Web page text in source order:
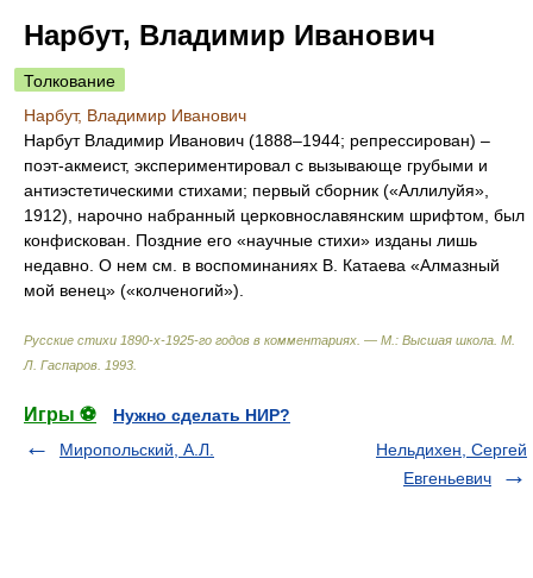
Нарбут, Владимир Иванович
Толкование
Нарбут, Владимир Иванович
Нарбут Владимир Иванович (1888–1944; репрессирован) –
поэт-акмеист, экспериментировал с вызывающе грубыми и
антиэстетическими стихами; первый сборник («Аллилуйя»,
1912), нарочно набранный церковнославянским шрифтом, был
конфискован. Поздние его «научные стихи» изданы лишь
недавно. О нем см. в воспоминаниях В. Катаева «Алмазный
мой венец» («колченогий»).
Русские стихи 1890-х-1925-го годов в комментариях. — М.: Высшая школа M.
Л. Гаспаров 1993
Игры ⚽
Нужно сделать НИР?
Миропольский, А.Л.
Нельдихен, Сергей
Евгеньевич